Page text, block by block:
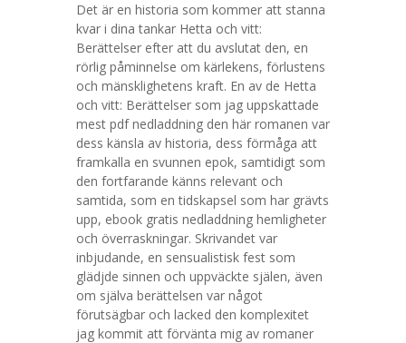
Det är en historia som kommer att stanna
kvar i dina tankar Hetta och vitt:
Berättelser efter att du avslutat den, en
rörlig påminnelse om kärlekens, förlustens
och mänsklighetens kraft. En av de Hetta
och vitt: Berättelser som jag uppskattade
mest pdf nedladdning den här romanen var
dess känsla av historia, dess förmåga att
framkalla en svunnen epok, samtidigt som
den fortfarande känns relevant och
samtida, som en tidskapsel som har grävts
upp, ebook gratis nedladdning hemligheter
och överraskningar. Skrivandet var
inbjudande, en sensualistisk fest som
glädjde sinnen och uppväckte själen, även
om själva berättelsen var något
förutsägbar och lacked den komplexitet
jag kommit att förvänta mig av romaner